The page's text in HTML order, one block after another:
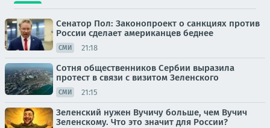
Сенатор Пол: Законопроект о санкциях против
России сделает американцев беднее
СМИ 21:18
Сотня общественников Сербии выразила
протест в связи с визитом Зеленского
СМИ 21:15
Зеленский нужен Вучичу больше, чем Вучич
Зеленскому. Что это значит для России?